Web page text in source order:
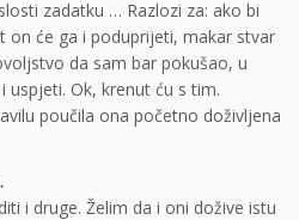
zadatku … Razlozi za: ako bi
on će ga i poduprijeti, makar stvar
da sam bar pokušao, u
Ok, krenut ću s tim.
poučila ona početno doživljena
i druge. Želim da i oni dožive istu